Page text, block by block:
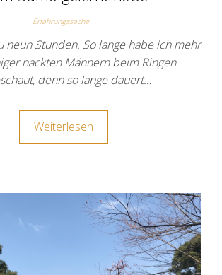
Erfahrungssache
neun Stunden. So lange habe ich mehr
nackten Männern beim Ringen
denn so lange dauert…
Weiterlesen